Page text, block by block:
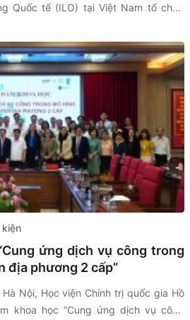
Quốc tế (ILO) tại Việt Nam tổ chức
Nâng cao năng lực truyền thông về an
Việt Nam”. Chương trình nhằm tăng
báo chí về những xu hướng mới của
chính sách an sinh xã hội, qua đó góp
thông tin và truyền thông về các vấn
đoạn hiện nay.
ứng dịch vụ công trong
địa phương 2 cấp”
Nội, Học viện Chính trị quốc gia Hồ
khoa học “Cung ứng dịch vụ công